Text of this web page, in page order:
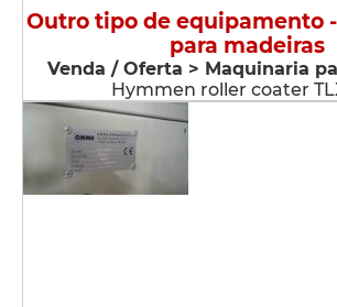
Outro tipo de equipamento
para madeiras
Venda / Oferta > Maquinaria
Hymmen roller coater